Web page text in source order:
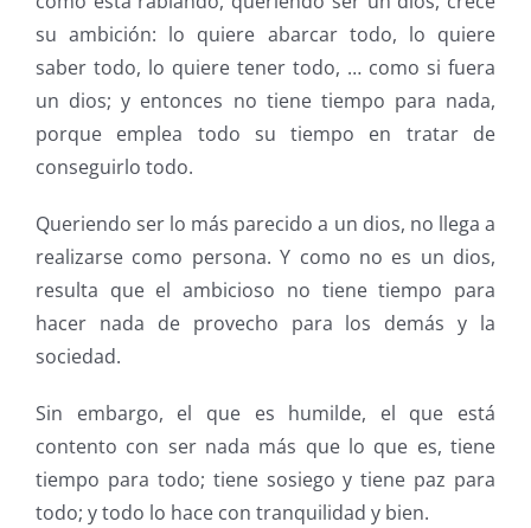
su ambición: lo quiere abarcar todo, lo quiere
saber todo, lo quiere tener todo, … como si fuera
un dios; y entonces no tiene tiempo para nada,
porque emplea todo su tiempo en tratar de
conseguirlo todo.
Queriendo ser lo más parecido a un dios, no llega a
realizarse como persona. Y como no es un dios,
resulta que el ambicioso no tiene tiempo para
hacer nada de provecho para los demás y la
sociedad.
Sin embargo, el que es humilde, el que está
contento con ser nada más que lo que es, tiene
tiempo para todo; tiene sosiego y tiene paz para
todo; y todo lo hace con tranquilidad y bien.